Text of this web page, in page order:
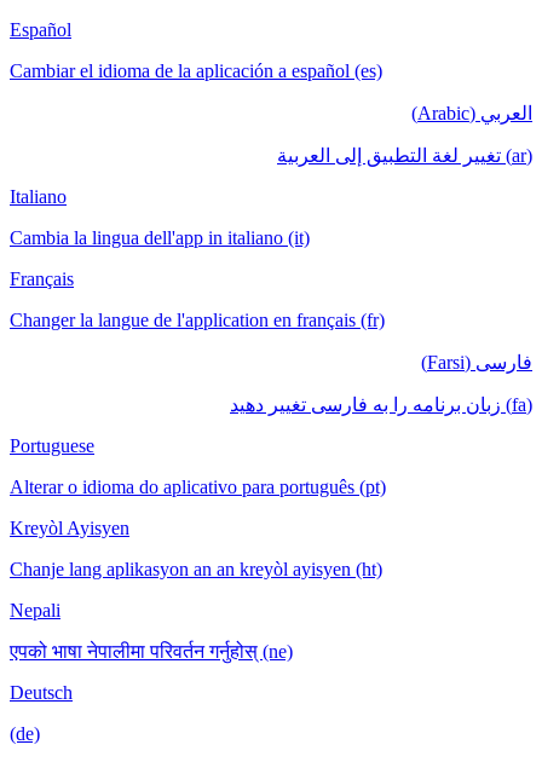
Español
Cambiar el idioma de la aplicación a español (es)
العربي (Arabic)
(ar) تغيير لغة التطبيق إلى العربية
Italiano
Cambia la lingua dell'app in italiano (it)
Français
Changer la langue de l'application en français (fr)
فارسی (Farsi)
(fa) زبان برنامه را به فارسی تغییر دهید
Portuguese
Alterar o idioma do aplicativo para português (pt)
Kreyòl Ayisyen
Chanje lang aplikasyon an an kreyòl ayisyen (ht)
Nepali
एपको भाषा नेपालीमा परिवर्तन गर्नुहोस् (ne)
Deutsch
(de)